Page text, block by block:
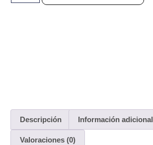
Descripción Información adicional
Valoraciones (0)